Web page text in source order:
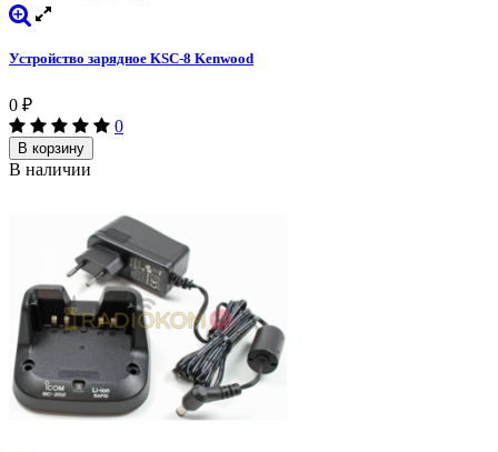
Устройство зарядное KSC-8 Kenwood
0 ₽
0
В корзину
В наличии